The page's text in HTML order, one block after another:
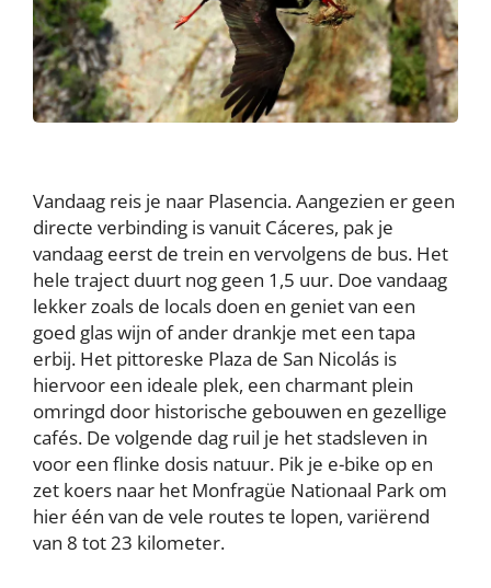
Vandaag reis je naar Plasencia. Aangezien er geen
directe verbinding is vanuit Cáceres, pak je
vandaag eerst de trein en vervolgens de bus. Het
hele traject duurt nog geen 1,5 uur. Doe vandaag
lekker zoals de locals doen en geniet van een
goed glas wijn of ander drankje met een tapa
erbij. Het pittoreske Plaza de San Nicolás is
hiervoor een ideale plek, een charmant plein
omringd door historische gebouwen en gezellige
cafés. De volgende dag ruil je het stadsleven in
voor een flinke dosis natuur. Pik je e-bike op en
zet koers naar het Monfragüe Nationaal Park om
hier één van de vele routes te lopen, variërend
van 8 tot 23 kilometer.